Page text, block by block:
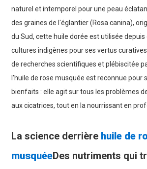
naturel et intemporel pour une peau
des graines de l'églantier (Rosa canina),
du Sud, cette huile dorée est utilisée depuis
cultures indigènes pour ses vertus
de recherches scientifiques et plébiscitée
l'huile de rose musquée est reconnue pour
bienfaits : elle agit sur tous les problèmes
aux cicatrices, tout en la nourrissant en
La science derrière huile de
musquéeDes nutriments qui